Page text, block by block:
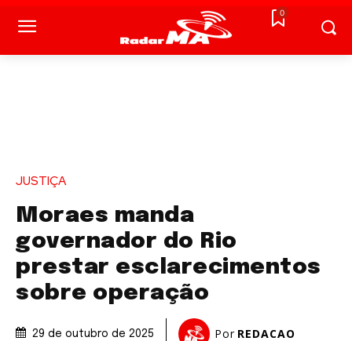
0
JUSTIÇA
Moraes manda
governador do Rio
prestar esclarecimentos
sobre operação
29 de outubro de 2025 Por REDACAO